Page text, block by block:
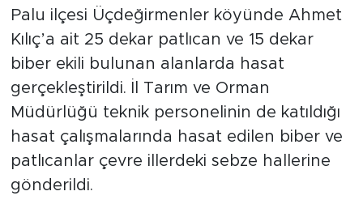
Palu ilçesi Üçdeğirmenler köyünde Ahmet
Kılıç’a ait 25 dekar patlıcan ve 15 dekar
biber ekili bulunan alanlarda hasat
gerçekleştirildi. İl Tarım ve Orman
Müdürlüğü teknik personelinin de katıldığı
hasat çalışmalarında hasat edilen biber ve
patlıcanlar çevre illerdeki sebze hallerine
gönderildi.
Bingöl Kaza Haberleri